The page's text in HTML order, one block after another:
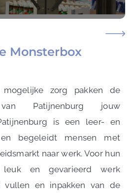
Monsterbox
zorg pakken de
van Patijnenburg jouw
is een leer- en
begeleidt mensen met
naar werk. Voor hun
en gevarieerd werk
vullen en inpakken van de